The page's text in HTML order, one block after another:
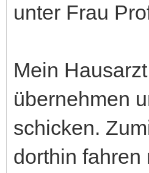
unter Frau
Mein
übernehmen
schicken.
dorthin fahren